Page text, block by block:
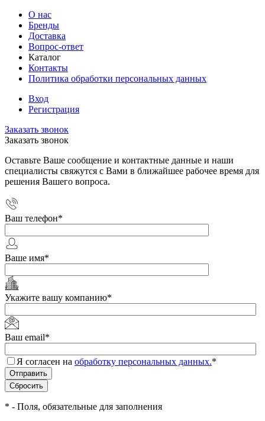
О нас
Бренды
Доставка
Вопрос-ответ
Каталог
Контакты
Политика обработки персональных данных
Вход
Регистрация
Заказать звонок
Заказать звонок
Оставьте Ваше сообщение и контактные данные и наши
специалисты свяжутся с Вами в ближайшее рабочее время для
решения Вашего вопроса.
Ваш телефон*
Ваше имя*
Укажите вашу компанию*
Ваш email*
Я согласен на обработку персональных данных.*
* - Поля, обязательные для заполнения